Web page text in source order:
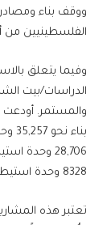
ووقف بناء
الفلسطينيين من
وفيما يتعلق
الدراسات/بيت
8328 وحدة استيطانية.
تعتبر هذه